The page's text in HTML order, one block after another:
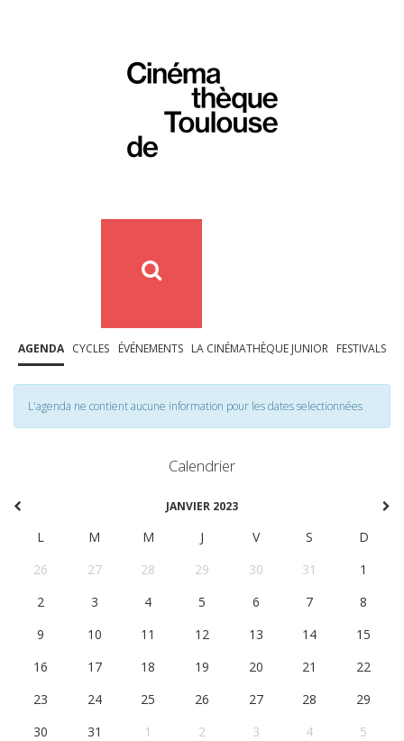
AGENDA CYCLES ÉVÉNEMENTS LA CINÉMATHÈQUE JUNIOR FESTIVALS
L'agenda ne contient aucune information pour les dates selectionnées
Calendrier
JANVIER 2023
L M M J V S
D
26
27 28 29 30 31
1
2
3 4 5 6 7
8
9
10 11 12 13 14
15
16
17 18 19 20 21
22
23
24 25 26 27 28
29
30
31 1 2 3 4 5